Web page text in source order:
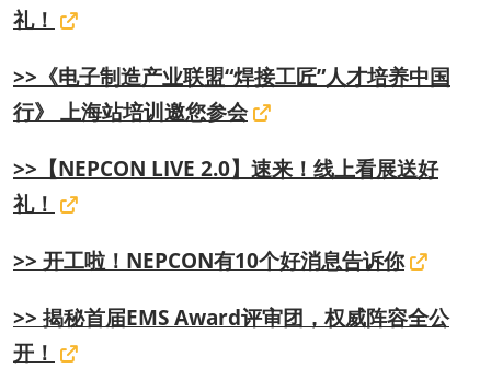
礼！
>>《电子制造产业联盟“焊接工匠”人才培养中国
行》 上海站培训邀您参会
>>【NEPCON LIVE 2.0】速来！线上看展送好
礼！
>> 开工啦！NEPCON有10个好消息告诉你
>> 揭秘首届EMS Award评审团，权威阵容全公
开！